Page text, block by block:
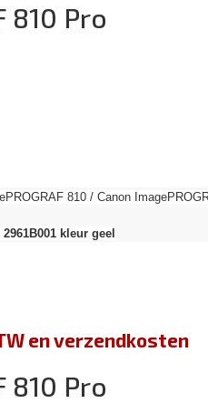
810 Pro
810 / Canon
kleur geel
en verzendkosten
810 Pro